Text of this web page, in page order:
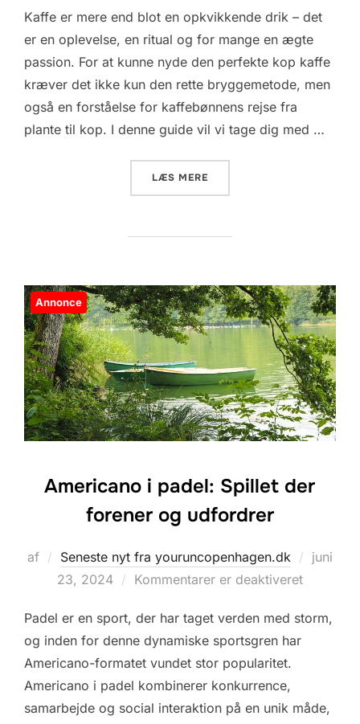
Kaffe er mere end blot en opkvikkende drik – det
er en oplevelse, en ritual og for mange en ægte
passion. For at kunne nyde den perfekte kop kaffe
kræver det ikke kun den rette bryggemetode, men
også en forståelse for kaffebønnens rejse fra
plante til kop. I denne guide vil vi tage dig med …
LÆS MERE
Annonce
Americano i padel: Spillet der
forener og udfordrer
af Seneste nyt fra youruncopenhagen.dk
Udgivet
juni
23, 2024
Kommentarer er deaktiveret
Padel er en sport, der har taget verden med storm,
og inden for denne dynamiske sportsgren har
Americano-formatet vundet stor popularitet.
Americano i padel kombinerer konkurrence,
samarbejde og social interaktion på en unik måde,